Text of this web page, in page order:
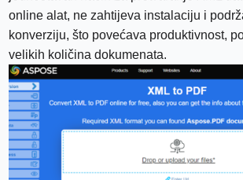
online alat, ne zahtijeva instalaciju i
konverziju, što povećava produktivnost,
velikih količina dokumenata.